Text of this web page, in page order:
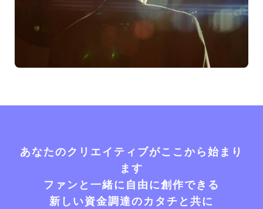
あなたのクリエイティブがここから始まり
ます
ファンと一緒に自由に創作できる
新しい資金調達のカタチと共に